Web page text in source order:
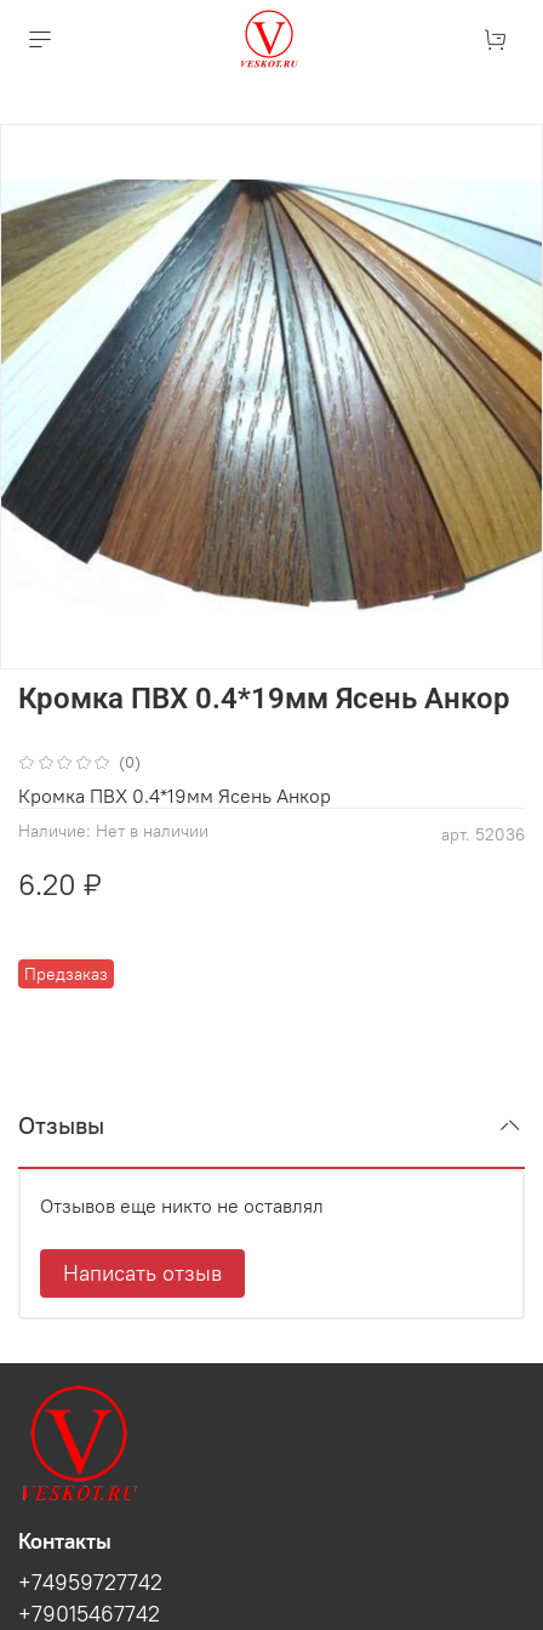
(0)
арт. 52036
Наличие: Нет в наличии
Предзаказ
Кромка ПВХ 0.4*19мм Ясень Анкор
6.20 ₽
Кромка ПВХ 0.4*19мм Ясень Анкор
Отзывы
Отзывов еще никто не оставлял
Написать отзыв
Контакты
+74959727742
+79015467742